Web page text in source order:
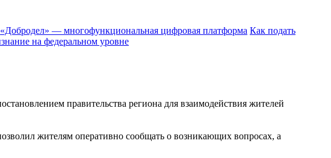
«Добродел» — многофункциональная цифровая платформа Как подать
на федеральном уровне
правительства региона для взаимодействия жителей
жителям оперативно сообщать о возникающих вопросах, а